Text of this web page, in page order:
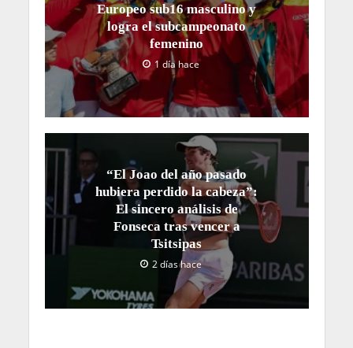
Europeo sub16 masculino y
logra el subcampeonato
femenino
1 día hace
“El Joao del año pasado
hubiera perdido la cabeza”:
El sincero análisis de
Fonseca tras vencer a
Tsitsipas
2 días hace